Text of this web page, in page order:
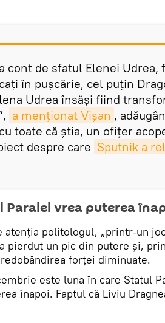
cont de sfatul Elenei Udrea,
în puşcărie, cel puţin
Udrea însăşi fiind
a menţionat Vişan ,
toate că ştia, un ofiţer
despre care Sputnik a
Paralel vrea puterea
atenţia politologul, „printr-un
pierdut un pic din putere şi,
forţei diminuate.
este luna în care Statul
înapoi. Faptul că Liviu